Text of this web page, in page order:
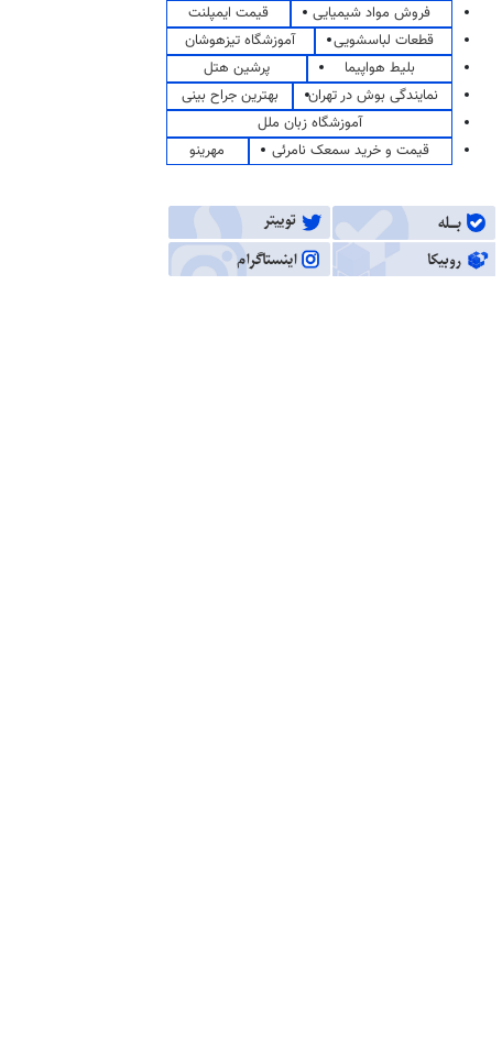
فروش مواد شیمیایی
قیمت ایمپلنت
قطعات لباسشویی
آموزشگاه تیزهوشان
بلیط هواپیما
پرشین هتل
نمایندگی بوش در تهران
بهترین جراح بینی
آموزشگاه زبان ملل
قیمت و خرید سمعک نامرئی
مهرینو